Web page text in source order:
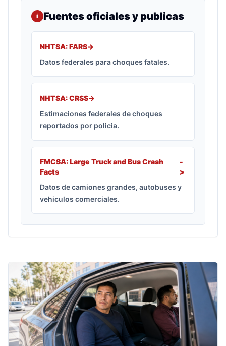
i Fuentes oficiales y publicas
NHTSA: FARS->
Datos federales para choques fatales.
NHTSA: CRSS->
Estimaciones federales de choques
reportados por policia.
FMCSA: Large Truck and Bus Crash
Facts
-
>
Datos de camiones grandes, autobuses y
vehiculos comerciales.